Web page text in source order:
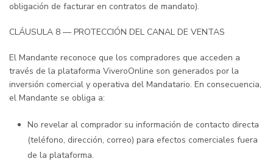
obligación de facturar en contratos de mandato).
CLÁUSULA 8 — PROTECCIÓN DEL CANAL DE VENTAS
El Mandante reconoce que los compradores que acceden a
través de la plataforma ViveroOnline son generados por la
inversión comercial y operativa del Mandatario. En consecuencia,
el Mandante se obliga a:
No revelar al comprador su información de contacto directa
(teléfono, dirección, correo) para efectos comerciales fuera
de la plataforma.